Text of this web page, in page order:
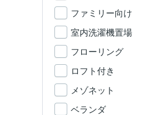
ファミリー向け
室内洗濯機置場
フローリング
ロフト付き
メゾネット
ベランダ